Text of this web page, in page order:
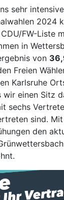
sehr
2024
FW-Liste
in
von
Freien
Karlsruhe
wir einen Sitz
sechs
sind.
den